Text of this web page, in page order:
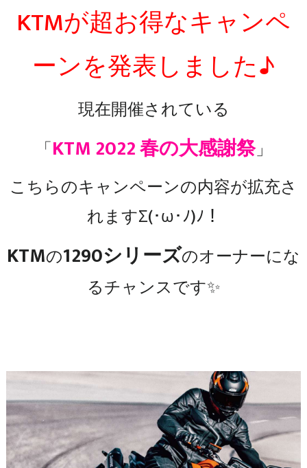
KTMが超お得なキャンペ
ーンを発表しました♪
現在開催されている
「KTM 2022 春の大感謝祭」
こちらのキャンペーンの内容が拡充さ
れますΣ(･ω･ﾉ)ﾉ！
KTMの1290シリーズのオーナーにな
るチャンスです✨